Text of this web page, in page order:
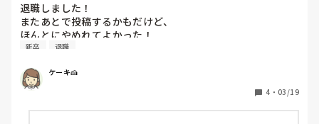
退職しました！
またあとで投稿するかもだけど、
ほんとにやめれてよかった！
新卒から働きました
新卒 退職
ケーキ🍰
4 ・ 03/19